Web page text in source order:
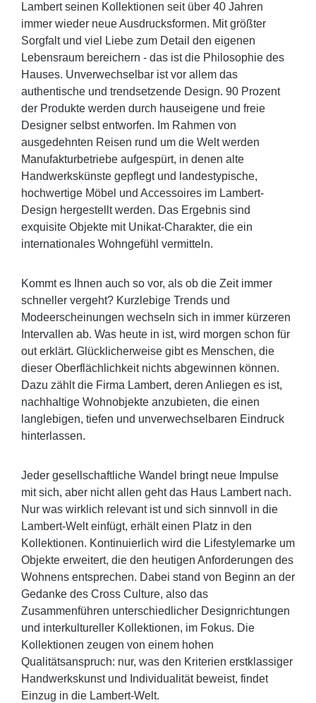
Lambert seinen Kollektionen seit über 40 Jahren
immer wieder neue Ausdrucksformen. Mit größter
Sorgfalt und viel Liebe zum Detail den eigenen
Lebensraum bereichern - das ist die Philosophie des
Hauses. Unverwechselbar ist vor allem das
authentische und trendsetzende Design. 90 Prozent
der Produkte werden durch hauseigene und freie
Designer selbst entworfen. Im Rahmen von
ausgedehnten Reisen rund um die Welt werden
Manufakturbetriebe aufgespürt, in denen alte
Handwerkskünste gepflegt und landestypische,
hochwertige Möbel und Accessoires im Lambert-
Design hergestellt werden. Das Ergebnis sind
exquisite Objekte mit Unikat-Charakter, die ein
internationales Wohngefühl vermitteln.
Kommt es Ihnen auch so vor, als ob die Zeit immer
schneller vergeht? Kurzlebige Trends und
Modeerscheinungen wechseln sich in immer kürzeren
Intervallen ab. Was heute in ist, wird morgen schon für
out erklärt. Glücklicherweise gibt es Menschen, die
dieser Oberflächlichkeit nichts abgewinnen können.
Dazu zählt die Firma Lambert, deren Anliegen es ist,
nachhaltige Wohnobjekte anzubieten, die einen
langlebigen, tiefen und unverwechselbaren Eindruck
hinterlassen.
Jeder gesellschaftliche Wandel bringt neue Impulse
mit sich, aber nicht allen geht das Haus Lambert nach.
Nur was wirklich relevant ist und sich sinnvoll in die
Lambert-Welt einfügt, erhält einen Platz in den
Kollektionen. Kontinuierlich wird die Lifestylemarke um
Objekte erweitert, die den heutigen Anforderungen des
Wohnens entsprechen. Dabei stand von Beginn an der
Gedanke des Cross Culture, also das
Zusammenführen unterschiedlicher Designrichtungen
und interkultureller Kollektionen, im Fokus. Die
Kollektionen zeugen von einem hohen
Qualitätsanspruch: nur, was den Kriterien erstklassiger
Handwerkskunst und Individualität beweist, findet
Einzug in die Lambert-Welt.